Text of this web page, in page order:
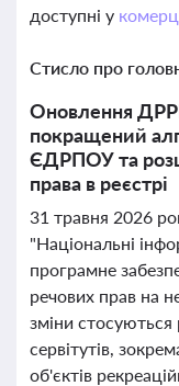
доступні у
Стисло про
Оновлення
покращений
ЄДРПОУ та
права в реєстрі
31 травня 2026
"Національні
програмне
речових прав на
зміни стосуються
сервітутів,
об'єктів